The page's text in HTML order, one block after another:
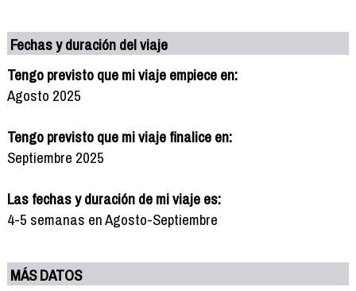
Fechas y duración del viaje
Tengo previsto que mi viaje empiece en:
Agosto 2025
Tengo previsto que mi viaje finalice en:
Septiembre 2025
Las fechas y duración de mi viaje es:
4-5 semanas en Agosto-Septiembre
MÁS DATOS